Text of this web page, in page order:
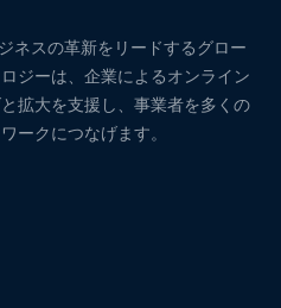
ネスの革新をリードするグロー
ジーは、企業によるオンライン
拡大を支援し、事業者を多くの
ークにつなげます。